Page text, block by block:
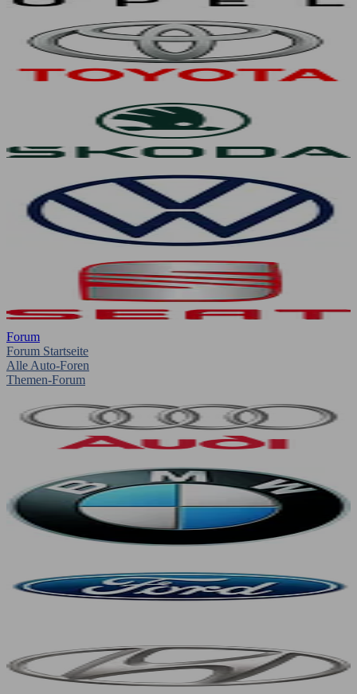
Forum
Forum Startseite
Alle Auto-Foren
Themen-Forum